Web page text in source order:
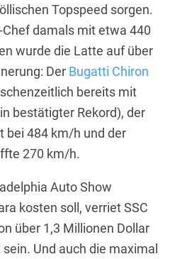
Topspeed sorgen.
damals mit etwa 440
wurde die Latte auf über
Der Bugatti Chiron
bereits mit
bestätigter Rekord), der
bei 484 km/h und der
270 km/h.
Auto Show
kosten soll, verriet SSC
über 1,3 Millionen Dollar
Und auch die maximal